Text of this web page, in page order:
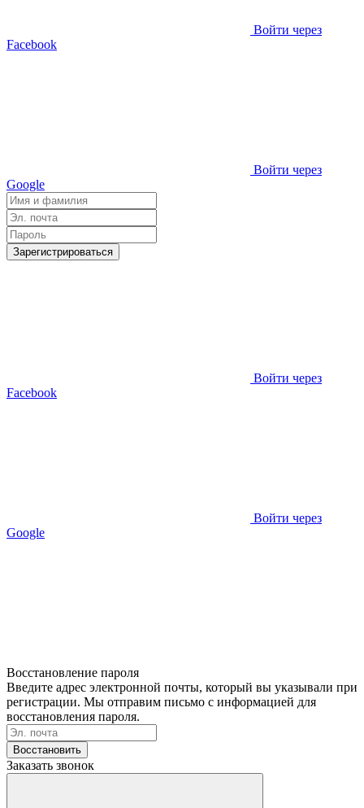
Войти через
Facebook
Войти через
Google
Зарегистрироваться
Войти через
Facebook
Войти через
Google
Восстановление пароля
Введите адрес электронной почты, который вы указывали при
регистрации. Мы отправим письмо с информацией для
восстановления пароля.
Восстановить
Заказать звонок